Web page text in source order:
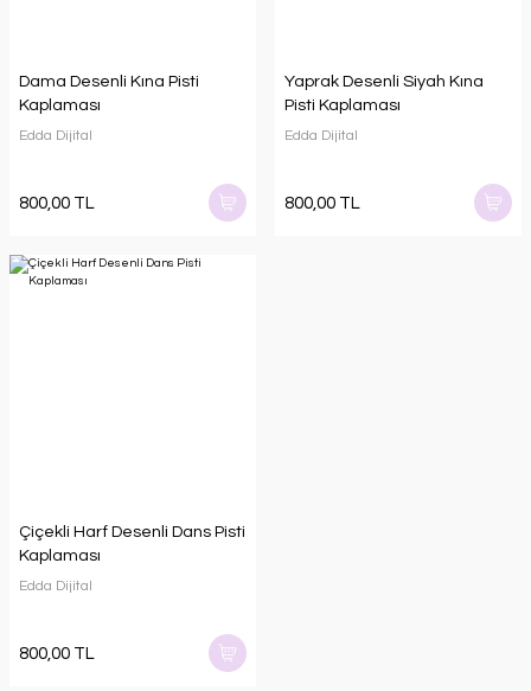
Dama Desenli Kına Pisti
Kaplaması
Edda Dijital
800,00 TL
Yaprak Desenli Siyah Kına
Pisti Kaplaması
Edda Dijital
800,00 TL
Çiçekli Harf Desenli Dans Pisti
Kaplaması
Edda Dijital
800,00 TL